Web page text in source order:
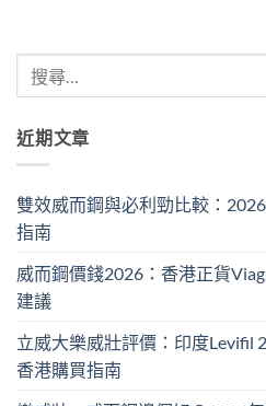
近期文章
雙效威而鋼與必利勁比較：
指南
威而鋼價錢2026：香港正貨
建議
立威大樂威壯評價：印度Levifil
香港購買指南